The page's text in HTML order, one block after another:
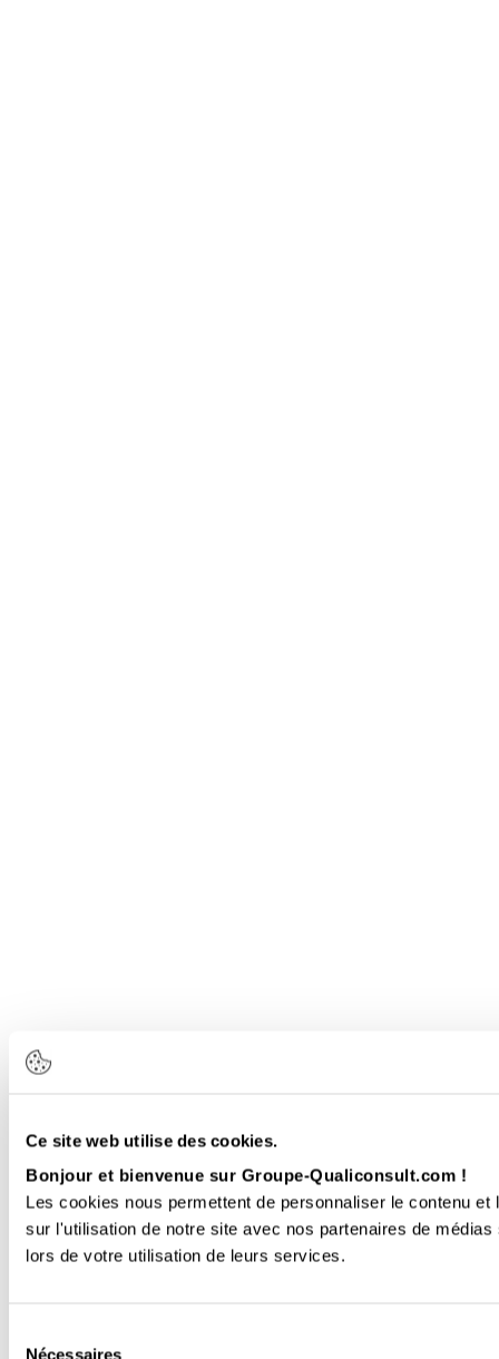
Ce site web utilise des cookies.
Bonjour et bienvenue sur Groupe-Qualiconsult.com !
Les cookies nous permettent de personnaliser le contenu
sur l'utilisation de notre site avec nos partenaires de
lors de votre utilisation de leurs services.
Nécessaires